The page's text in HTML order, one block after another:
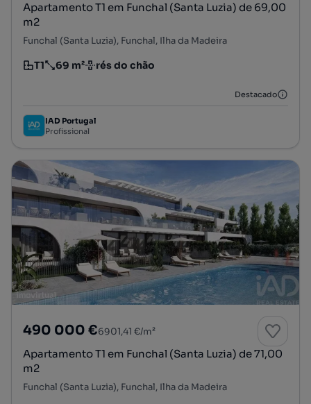
Apartamento T1 em Funchal (Santa Luzia) de 69,00
m2
Funchal (Santa Luzia), Funchal, Ilha da Madeira
Tipologia
T1
Preço por metro quadrado
69 m²
Andar rés do chão
Destacado
IAD Portugal
Profissional
490 000 €6901,41 €/m²
Apartamento T1 em Funchal (Santa Luzia) de 71,00
m2
Funchal (Santa Luzia), Funchal, Ilha da Madeira